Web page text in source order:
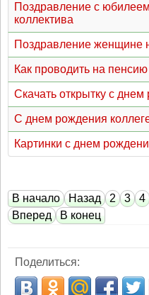
Поздравление с
коллектива
Поздравление женщине
Как проводить на
Скачать открытку с
С днем рождения
Картинки с днем
В начало
Назад 2 3 4
Вперед
В конец
Поделиться: